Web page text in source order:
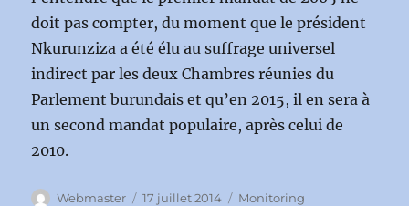
doit pas compter, du moment que le président
Nkurunziza a été élu au suffrage universel
indirect par les deux Chambres réunies du
Parlement burundais et qu’en 2015, il en sera à
un second mandat populaire, après celui de
2010.
Auteur
Webmaster
Publié
17 juillet 2014 Catégories
Monitoring